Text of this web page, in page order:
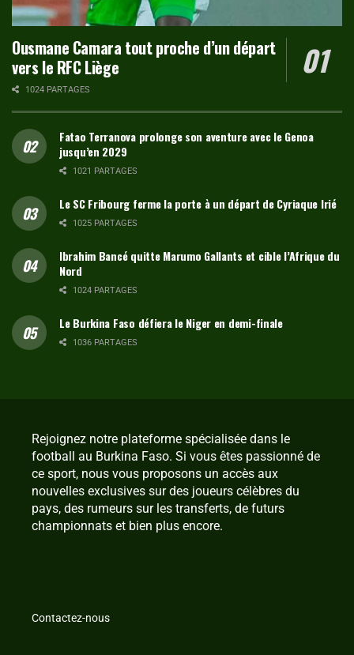
Ousmane Camara tout proche d’un départ
vers le RFC Liège
1024 PARTAGES
Fatao Terranova prolonge son aventure avec le Genoa
jusqu’en 2029
1021 PARTAGES
Le SC Fribourg ferme la porte à un départ de Cyriaque Irié
1025 PARTAGES
Ibrahim Bancé quitte Marumo Gallants et cible l’Afrique du
Nord
1024 PARTAGES
Le Burkina Faso défiera le Niger en demi-finale
1036 PARTAGES
Rejoignez notre plateforme spécialisée dans le
football au Burkina Faso. Si vous êtes passionné de
ce sport, nous vous proposons un accès aux
nouvelles exclusives sur des joueurs célèbres du
pays, des rumeurs sur les transferts, de futurs
championnats et bien plus encore.
Contactez-nous